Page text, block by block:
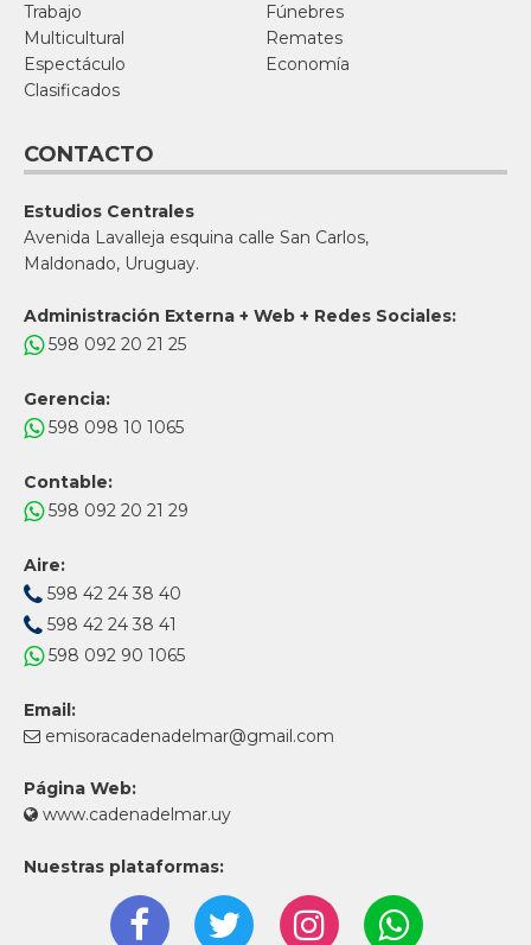
Trabajo
Fúnebres
Multicultural
Remates
Espectáculo
Economía
Clasificados
CONTACTO
Estudios Centrales
Avenida Lavalleja esquina calle San Carlos,
Maldonado, Uruguay.
Administración Externa + Web + Redes Sociales:
598 092 20 21 25
Gerencia:
598 098 10 1065
Contable:
598 092 20 21 29
Aire:
598 42 24 38 40
598 42 24 38 41
598 092 90 1065
Email:
emisoracadenadelmar@gmail.com
Página Web:
www.cadenadelmar.uy
Nuestras plataformas: